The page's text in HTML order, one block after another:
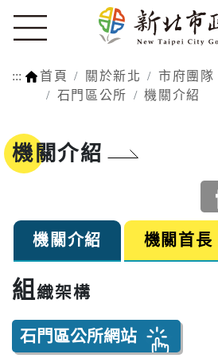
::: 首頁 關於新北 市府團隊
石門區公所
機關介紹
機關介紹
機關介紹 機關首長
組織架構
石門區公所網站